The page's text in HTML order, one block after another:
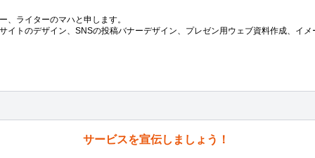
、ライターのマハと申します。
イトのデザイン、SNSの投稿バナーデザイン、プレゼン用ウェブ資料作成、イ
サービスを宣伝しましょう！